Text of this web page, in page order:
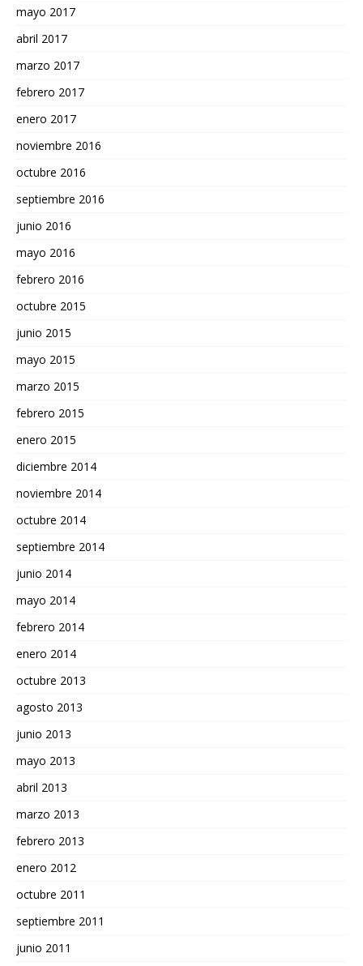
mayo 2017
abril 2017
marzo 2017
febrero 2017
enero 2017
noviembre 2016
octubre 2016
septiembre 2016
junio 2016
mayo 2016
febrero 2016
octubre 2015
junio 2015
mayo 2015
marzo 2015
febrero 2015
enero 2015
diciembre 2014
noviembre 2014
octubre 2014
septiembre 2014
junio 2014
mayo 2014
febrero 2014
enero 2014
octubre 2013
agosto 2013
junio 2013
mayo 2013
abril 2013
marzo 2013
febrero 2013
enero 2012
octubre 2011
septiembre 2011
junio 2011